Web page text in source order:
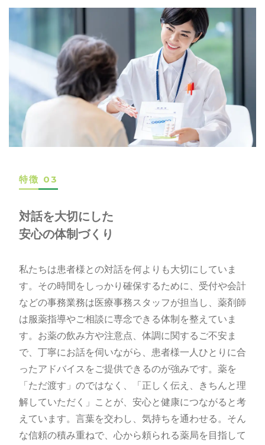
特徴 03
対話を大切にした
安心の体制づくり
私たちは患者様との対話を何よりも大切にしていま
す。その時間をしっかり確保するために、受付や会計
などの事務業務は医療事務スタッフが担当し、薬剤師
は服薬指導やご相談に専念できる体制を整えていま
す。お薬の飲み方や注意点、体調に関するご不安ま
で、丁寧にお話を伺いながら、患者様一人ひとりに合
ったアドバイスをご提供できるのが強みです。薬を
「ただ渡す」のではなく、「正しく伝え、きちんと理
解していただく」ことが、安心と健康につながると考
えています。言葉を交わし、気持ちを通わせる。そん
な信頼の積み重ねで、心から頼られる薬局を目指して